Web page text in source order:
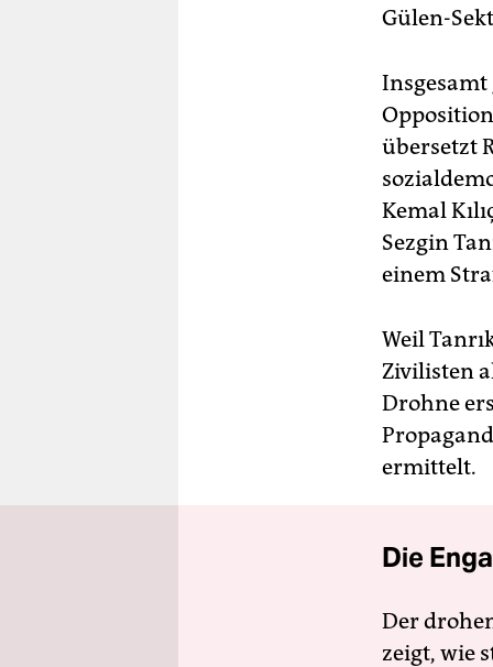
Gülen-
Insgesamt
übersetzt
Kemal
Sezgin
einem
Weil
Zivilisten
Drohne
ermittelt.
Die
Der
zeigt, wie